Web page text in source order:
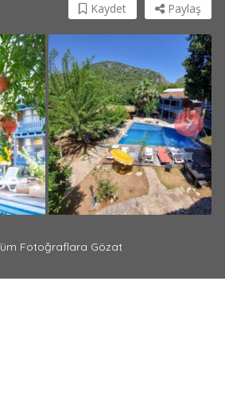
Paylaş
Kaydet
Fotoğraflara Gözat